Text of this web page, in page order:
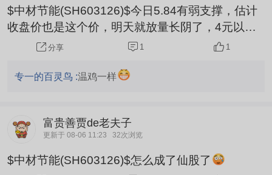
$中材节能(SH603126)$今日5.84有弱支撑，估计
收盘价也是这个价，明天就放量长阴了，4元以下
反弹才有力度
分享 1 1
专一的百灵鸟 :温鸡一样
富贵善贾de老夫子
更新于 08-06 11:23 32次浏览
$中材节能(SH603126)$怎么成了仙股了